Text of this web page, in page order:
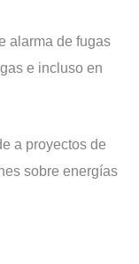
alarma de fugas
e incluso en
a proyectos de
sobre energías